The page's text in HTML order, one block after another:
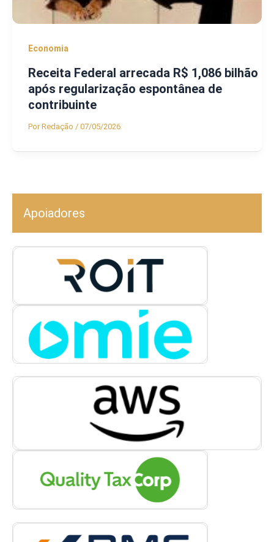
Economia
Receita Federal arrecada R$ 1,086 bilhão
após regularização espontânea de
contribuinte
PorRedação / 07/05/2026
Apoiadores